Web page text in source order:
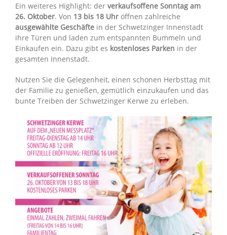
Ein weiteres Highlight: der verkaufsoffene Sonntag am
26. Oktober. Von 13 bis 18 Uhr öffnen zahlreiche
ausgewählte Geschäfte in der Schwetzinger Innenstadt
ihre Türen und laden zum entspannten Bummeln und
Einkaufen ein. Dazu gibt es kostenloses Parken in der
gesamten Innenstadt.
Nutzen Sie die Gelegenheit, einen schönen Herbsttag mit
der Familie zu genießen, gemütlich einzukaufen und das
bunte Treiben der Schwetzinger Kerwe zu erleben.